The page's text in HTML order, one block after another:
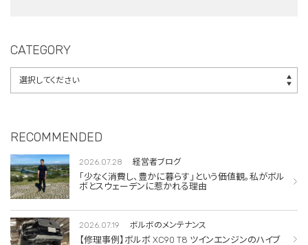
CATEGORY
RECOMMENDED
2026.07.28 経営者ブログ
「少なく消費し、豊かに暮らす」という価値観。私がボル
ボとスウェーデンに惹かれる理由
2026.07.19 ボルボのメンテナンス
【修理事例】ボルボ XC90 T8 ツインエンジンのハイブ